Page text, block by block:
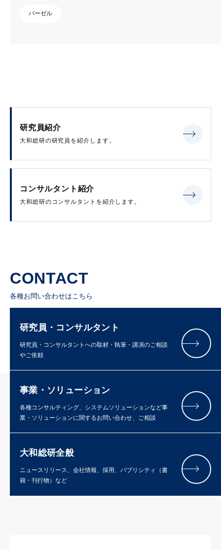
バーゼル
研究員紹介
大和総研の研究員を紹介します。
コンサルタント紹介
大和総研のコンサルタントを紹介します。
CONTACT
各種お問い合わせはこちら
研究員・コンサルタント
研究員・コンサルタントへの取材・執筆・講演のご相談
やご依頼
事業・ソリューション
各種コンサルティング、システムソリューションなど事
業・ソリューションに関するお問い合わせ、ご相談
大和総研全般
ニュースリリース、会社情報、採用、パブリシティ（書
籍・刊行物）など